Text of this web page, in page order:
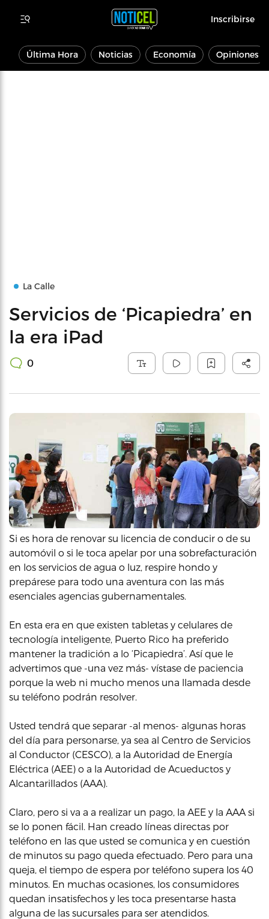
Inscribirse
Última Hora Noticias Economía Opiniones
La Calle
Servicios de ‘Picapiedra’ en
la era iPad
0
Si es hora de renovar su licencia de conducir o de su
automóvil o si le toca apelar por una sobrefacturación
en los servicios de agua o luz, respire hondo y
prepárese para todo una aventura con las más
esenciales agencias gubernamentales.
En esta era en que existen tabletas y celulares de
tecnología inteligente, Puerto Rico ha preferido
mantener la tradición a lo ‘Picapiedra’. Así que le
advertimos que -una vez más- vístase de paciencia
porque la web ni mucho menos una llamada desde
su teléfono podrán resolver.
Usted tendrá que separar -al menos- algunas horas
del día para personarse, ya sea al Centro de Servicios
al Conductor (CESCO), a la Autoridad de Energía
Eléctrica (AEE) o a la Autoridad de Acueductos y
Alcantarillados (AAA).
Claro, pero si va a a realizar un pago, la AEE y la AAA si
se lo ponen fácil. Han creado líneas directas por
teléfono en las que usted se comunica y en cuestión
de minutos su pago queda efectuado. Pero para una
queja, el tiempo de espera por teléfono supera los 40
minutos. En muchas ocasiones, los consumidores
quedan insatisfechos y les toca presentarse hasta
alguna de las sucursales para ser atendidos.